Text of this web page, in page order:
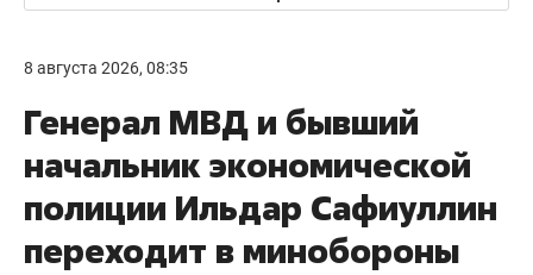
8 августа 2026, 08:35
Генерал МВД и бывший
начальник экономической
полиции Ильдар Сафиуллин
переходит в минобороны